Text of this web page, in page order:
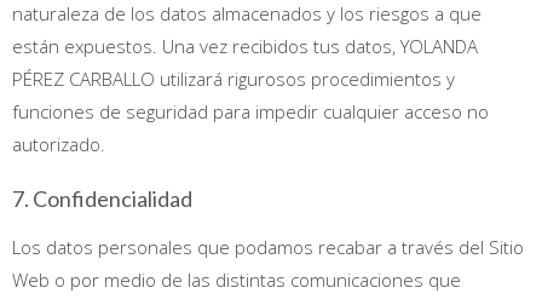
naturaleza de los datos almacenados y los riesgos a que
están expuestos. Una vez recibidos tus datos, YOLANDA
PÉREZ CARBALLO utilizará rigurosos procedimientos y
funciones de seguridad para impedir cualquier acceso no
autorizado.
7. Confidencialidad
Los datos personales que podamos recabar a través del Sitio
Web o por medio de las distintas comunicaciones que